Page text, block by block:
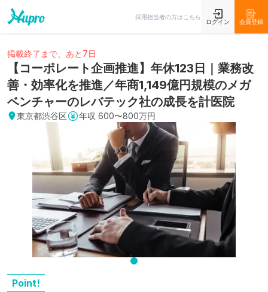
採用担当者の方はこちら
ログイン 会員登録
掲載終了まで、あと7日
【コーポレート企画推進】年休123日｜業務改
善・効率化を推進／年商1,149億円規模のメガ
ベンチャーのレバテック社の成長を計医院
東京都渋谷区 年収 600〜800万円
Point!